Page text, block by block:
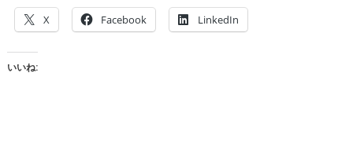
X Facebook LinkedIn
いいね: